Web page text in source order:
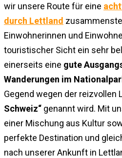
wir unsere Route für eine
durch Lettland
Einwohnerinnen und
touristischer Sicht ein sehr
einerseits eine gute
Wanderungen im
Gegend wegen der reizvollen
Schweiz“ genannt wird. Mit
einer Mischung aus Kultur
perfekte Destination und
nach unserer Ankunft in